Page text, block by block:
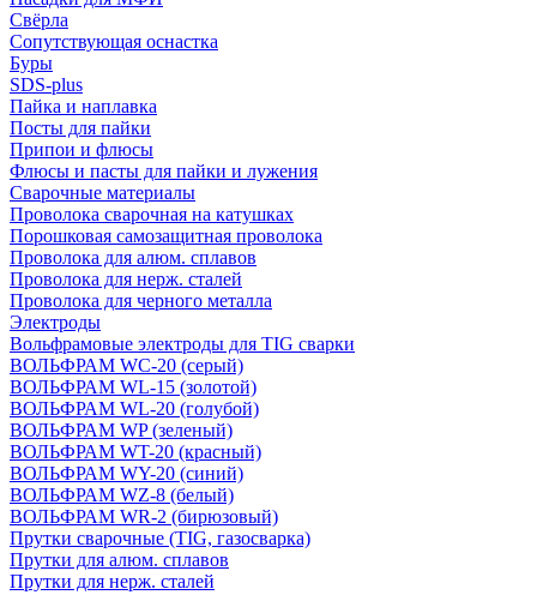
Свёрла
Сопутствующая оснастка
Буры
SDS-plus
Пайка и наплавка
Посты для пайки
Припои и флюсы
Флюсы и пасты для пайки и лужения
Сварочные материалы
Проволока сварочная на катушках
Порошковая самозащитная проволока
Проволока для алюм. сплавов
Проволока для нерж. сталей
Проволока для черного металла
Электроды
Вольфрамовые электроды для TIG сварки
ВОЛЬФРАМ WC-20 (серый)
ВОЛЬФРАМ WL-15 (золотой)
ВОЛЬФРАМ WL-20 (голубой)
ВОЛЬФРАМ WP (зеленый)
ВОЛЬФРАМ WT-20 (красный)
ВОЛЬФРАМ WY-20 (синий)
ВОЛЬФРАМ WZ-8 (белый)
ВОЛЬФРАМ WR-2 (бирюзовый)
Прутки сварочные (TIG, газосварка)
Прутки для алюм. сплавов
Прутки для нерж. сталей